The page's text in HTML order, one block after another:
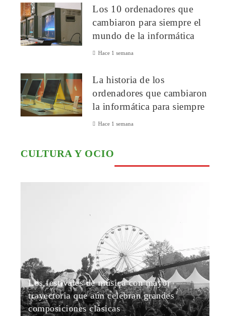
Los 10 ordenadores que
cambiaron para siempre el
mundo de la informática
Hace 1 semana
La historia de los
ordenadores que cambiaron
la informática para siempre
Hace 1 semana
CULTURA Y OCIO
Los festivales de música con mayor
trayectoria que aún celebran grandes
composiciones clásicas